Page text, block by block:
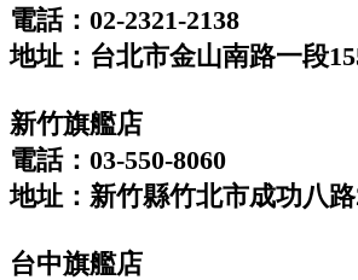
電話：02-2321-2138
地址：台北市金山南路一段
新竹旗艦店
電話：03-550-8060
地址：新竹縣竹北市成功八
台中旗艦店